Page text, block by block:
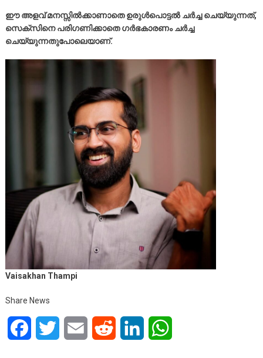
ഈ അളവ് മനസ്സിൽക്കാണാതെ ഉരുൾപൊട്ടൽ ചർച്ച ചെയ്യുന്നത്,
സെക്സിനെ പരിഗണിക്കാതെ ഗർഭകാരണം ചർച്ച
ചെയ്യുന്നതുപോലെയാണ്.
Vaisakhan Thampi
Share News
FacebookTwitter Email Reddit LinkedIn